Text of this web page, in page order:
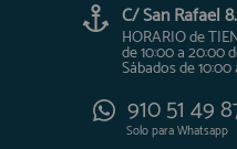
C/ San Rafael
HORARIO de
de 10:00 a 20:00
Sábados de 10:00
910 51 49
Solo paraWhatsapp